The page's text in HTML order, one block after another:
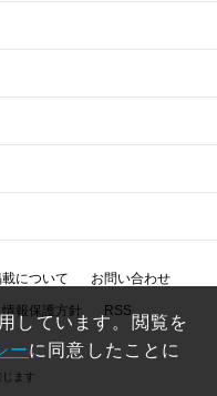
について お問い合わせ
報保護方針 RSS
ます
しています。閲覧を
ーに同意したことに